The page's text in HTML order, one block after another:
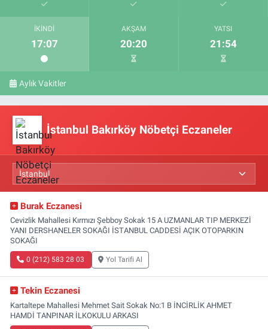
İKINDI
17:07
AKŞAM
20:20
YATSI
21:54
Aylık Vakitler
İstanbul Bakırköy Nöbetçi Eczaneler
Burak Eczanesi
Cevizlik Mahallesi Kırmızı Şebboy Sokak 15 A UZMANLAR TIP MERKEZİ
YANI DERSHANELER SOKAĞI İSTANBUL CADDESİ AÇIK OTOPARKIN
SOKAĞI
0 (212) 583 28 03 Yol Tarifi Al
Tekin Eczanesi
Kartaltepe Mahallesi Mehmet Sait Sokak No:1 B İNCİRLİK AHMET
HAMDİ TANPINAR İLKOKULU ARKASI